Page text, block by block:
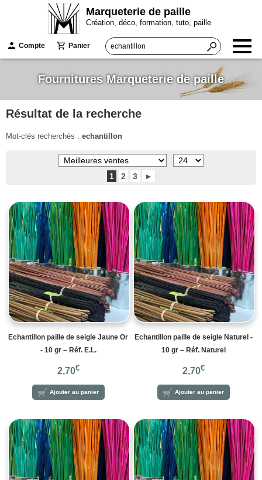
Marqueterie de paille
Création, déco, formation, tuto, paille
Compte Panier
Fournitures Marqueterie de paille
Résultat de la recherche
Mot-clés recherchés : echantillon
1 2 3 ►
Echantillon paille de seigle Jaune Or
- 10 gr – Réf. E.L.
2,70€
Ajouter au panier
Echantillon paille de seigle Naturel -
10 gr – Réf. Naturel
2,70€
Ajouter au panier